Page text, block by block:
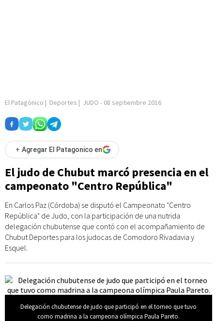
El Patagónico | Deportes | JUDO - 08 septiembre 2016
+ Agregar El Patagonico en
El judo de Chubut marcó presencia en el
campeonato "Centro República"
En Carlos Paz (Córdoba) se disputó el Campeonato "Centro
República" de Judo, con la participación de una nutrida
delegación chubutense que contó con el acompañamiento de
Chubut Deportes para los judocas de Comodoro Rivadavia y
Esquel.
Delegación chubutense de judo que participó en el torneo que tuvo
como madrina a la campeona olímpica Paula Pareto.